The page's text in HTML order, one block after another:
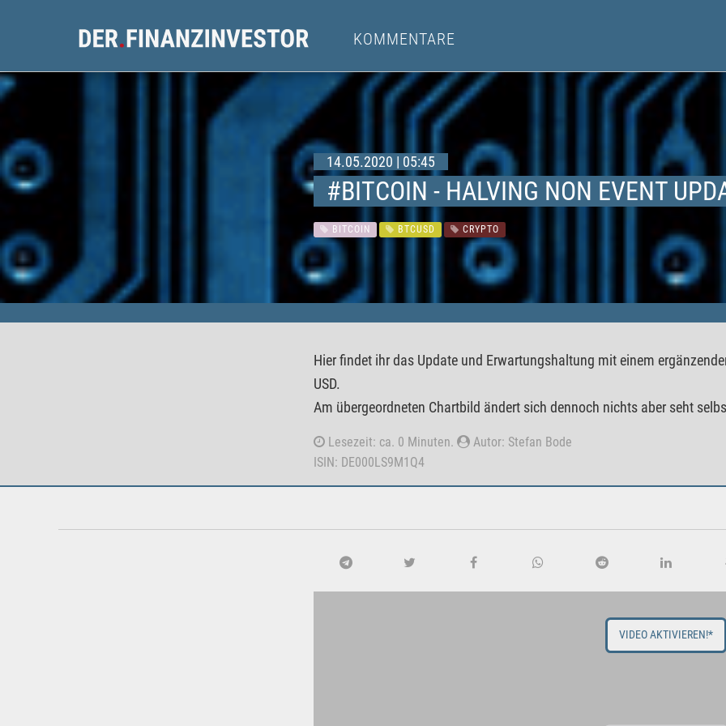
KOMMENTARE
14.05.2020 | 05:45
#BITCOIN - HALVING NON EVENT
BITCOIN BTCUSD CRYPTO
Hier findet ihr das Update und Erwartungshaltung mit einem
USD.
Am übergeordneten Chartbild ändert sich dennoch nichts aber seht
Lesezeit: ca. 0 Minuten.
Autor: Stefan Bode
ISIN: DE000LS9M1Q4
VIDEO AKTIVIEREN!*